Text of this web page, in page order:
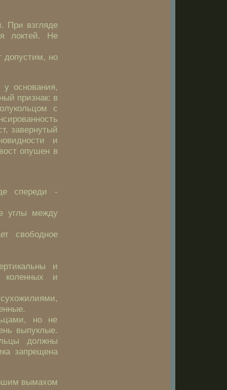
При взгляде
локтей. Не
допустим, но
основания,
признак: в
с
завернутый
и
опушен в
спереди -
углы между
свободное
и
коленных и
но не
выпуклые.
должны
запрещена
вымахом